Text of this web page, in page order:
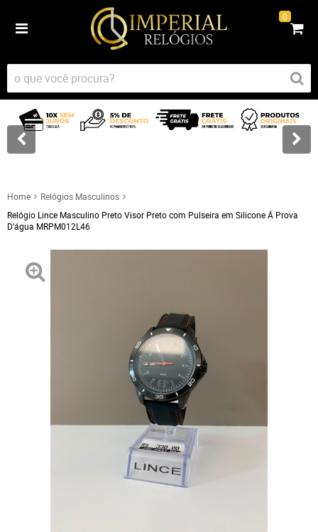
0
Home
Relógios Masculinos
Relógio Lince Masculino Preto Visor Preto com Pulseira em Silicone Á Prova
D'água MRPM012L46